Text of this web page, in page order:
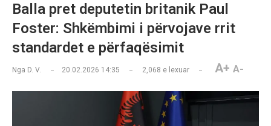
Balla pret deputetin britanik Paul
Foster: Shkëmbimi i përvojave rrit
standardet e përfaqësimit
Nga D. V. 20.02.2026 14:35 2,068 e lexuar A+ A-